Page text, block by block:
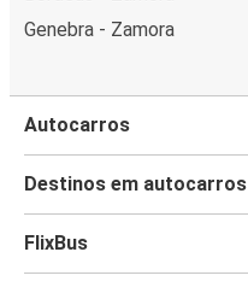
Genebra - Zamora
Autocarros
Destinos em autocarros
FlixBus